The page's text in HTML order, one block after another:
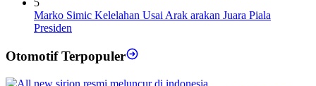
Marko Simic Kelelahan Usai Arak arakan Juara Piala
Presiden
Otomotif Terpopuler